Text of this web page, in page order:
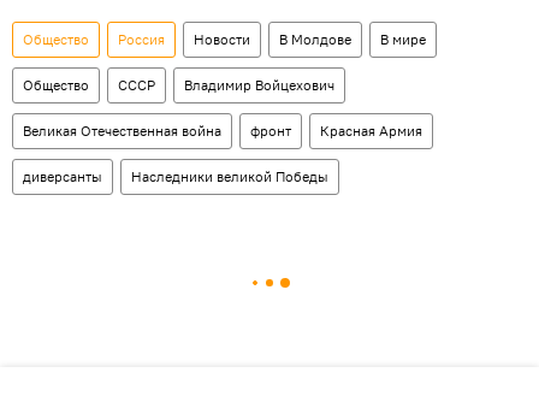
Общество Россия Новости В Молдове В мире
Общество СССР Владимир Войцехович
Великая Отечественная война фронт Красная Армия
диверсанты Наследники великой Победы